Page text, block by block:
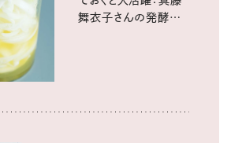
舞衣子さんの発酵と